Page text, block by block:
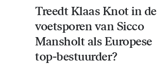
Treedt Klaas Knot in de
voetsporen van Sicco
Mansholt als Europese
top-bestuurder?